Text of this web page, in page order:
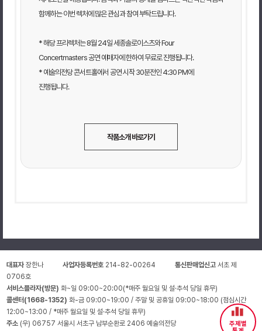
함께하는 이번 렉처에 많은 관심과 참여 부탁드립니다.
* 해당 프리렉처는 8월 24일 세종솔로이스츠와 Four
Concertmasters 공연 예매자에 한하여 무료로 진행됩니다.
* 예술의전당 콘서트홀에서 공연 시작 30분전인 4:30 PM에
진행됩니다.
작품소개 바로가기
주제별
대표자장한나 사업자등록번호 214-82-00264 통신판매업신고서초 제
0706호
서비스플라자(방문)화~일 09:00~20:00(*매주 월요일 및 설·추석 당일 휴무)
콜센터(1668-1352)화-금 09:00~19:00 / 주말 및 공휴일 09:00~18:00 (점심시간
12:00~13:00 / *매주 월요일 및 설·추석 당일 휴무)
주소 (우) 06757 서울시 서초구 남부순환로 2406 예술의전당